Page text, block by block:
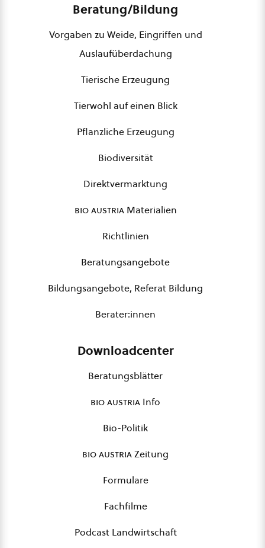
Beratung/Bildung
Vorgaben zu Weide, Eingriffen und
Auslaufüberdachung
Tierische Erzeugung
Tierwohl auf einen Blick
Pflanzliche Erzeugung
Biodiversität
Direktvermarktung
bio austriaMaterialien
Richtlinien
Beratungsangebote
Bildungsangebote, Referat Bildung
Berater:innen
Downloadcenter
Beratungsblätter
bio austria Info
Bio-Politik
bio austriaZeitung
Formulare
Fachfilme
Podcast Landwirtschaft